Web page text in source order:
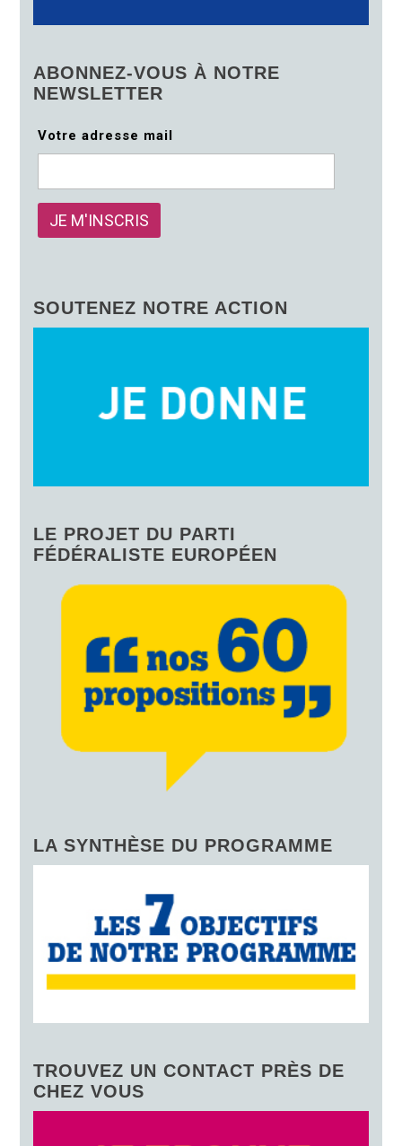
ABONNEZ-VOUS À NOTRE
NEWSLETTER
Votre adresse mail
SOUTENEZ NOTRE ACTION
LE PROJET DU PARTI
FÉDÉRALISTE EUROPÉEN
LA SYNTHÈSE DU PROGRAMME
TROUVEZ UN CONTACT PRÈS DE
CHEZ VOUS